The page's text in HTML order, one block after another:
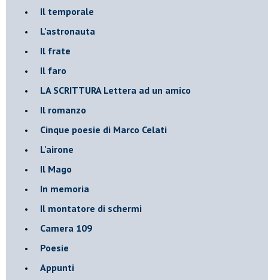
Il temporale
L'astronauta
Il frate
Il faro
​LA SCRITTURA Lettera ad un amico
Il romanzo
Cinque poesie di Marco Celati
L'airone
Il Mago
In memoria
Il montatore di schermi
Camera 109
Poesie
Appunti